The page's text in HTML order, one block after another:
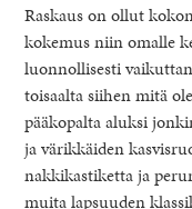
Raskaus on ollut
kokemus niin omalle
luonnollisesti
toisaalta siihen mitä
pääkopalta aluksi
ja värikkäiden
nakkikastiketta ja
muita lapsuuden